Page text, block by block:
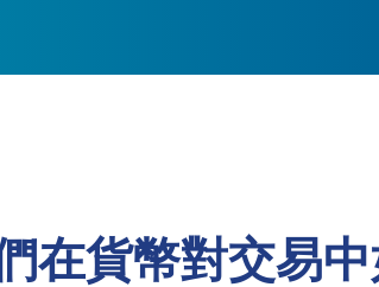
在貨幣對交易中